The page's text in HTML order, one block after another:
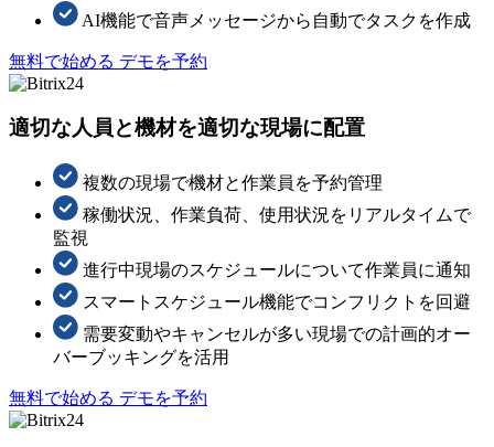
AI機能で音声メッセージから自動でタスクを作成
無料で始める デモを予約
適切な人員と機材を適切な現場に配置
複数の現場で機材と作業員を予約管理
稼働状況、作業負荷、使用状況をリアルタイムで
監視
進行中現場のスケジュールについて作業員に通知
スマートスケジュール機能でコンフリクトを回避
需要変動やキャンセルが多い現場での計画的オー
バーブッキングを活用
無料で始める デモを予約